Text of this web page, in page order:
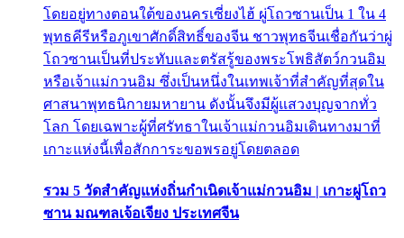
โดยอยู่ทางตอนใต้ของนครเซี่ยงไฮ้ ผู่โถวซานเป็น 1 ใน 4
พุทธคีรีหรือภูเขาศักดิ์สิทธิ์ของจีน ชาวพุทธจีนเชื่อกันว่าผู่
โถวซานเป็นที่ประทับและตรัสรู้ของพระโพธิสัตว์กวนอิม
หรือเจ้าแม่กวนอิม ซึ่งเป็นหนึ่งในเทพเจ้าที่สำคัญที่สุดใน
ศาสนาพุทธนิกายมหายาน ดังนั้นจึงมีผู้แสวงบุญจากทั่ว
โลก โดยเฉพาะผู้ที่ศรัทธาในเจ้าแม่กวนอิมเดินทางมาที่
เกาะแห่งนี้เพื่อสักการะขอพรอยู่โดยตลอด
รวม 5 วัดสำคัญแห่งถิ่นกำเนิดเจ้าแม่กวนอิม | เกาะผู่โถว
ซาน มณฑลเจ้อเจียง ประเทศจีน